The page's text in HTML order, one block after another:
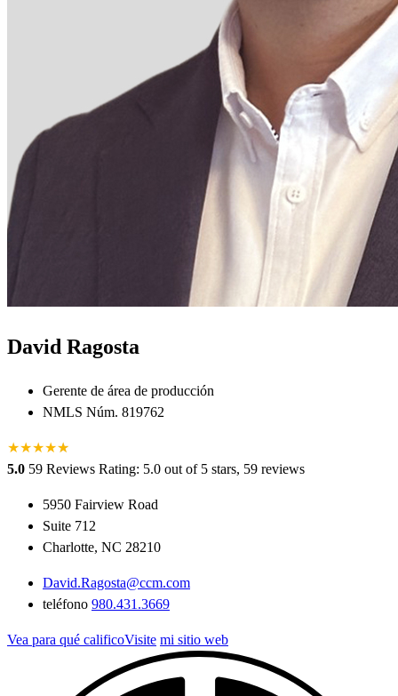
David Ragosta
Gerente de área de producción
NMLS Núm. 819762
★★★★★
★
5.0 59 Reviews Rating: 5.0 out of 5 stars, 59 reviews
5950 Fairview Road
Suite 712
Charlotte, NC 28210
David.Ragosta@ccm.com
teléfono 980.431.3669
Vea para qué calificoVisite mi sitio web